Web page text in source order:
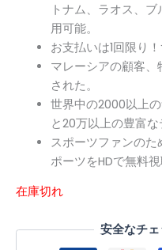
で
し
た。
トナム、ラオス、
用可能。
お支払いは1回限り
マレーシアの顧客
された。
世界中の2000以上
と20万以上の豊富
スポーツファンの
ポーツをHDで無料視
在庫切れ
安全なチ